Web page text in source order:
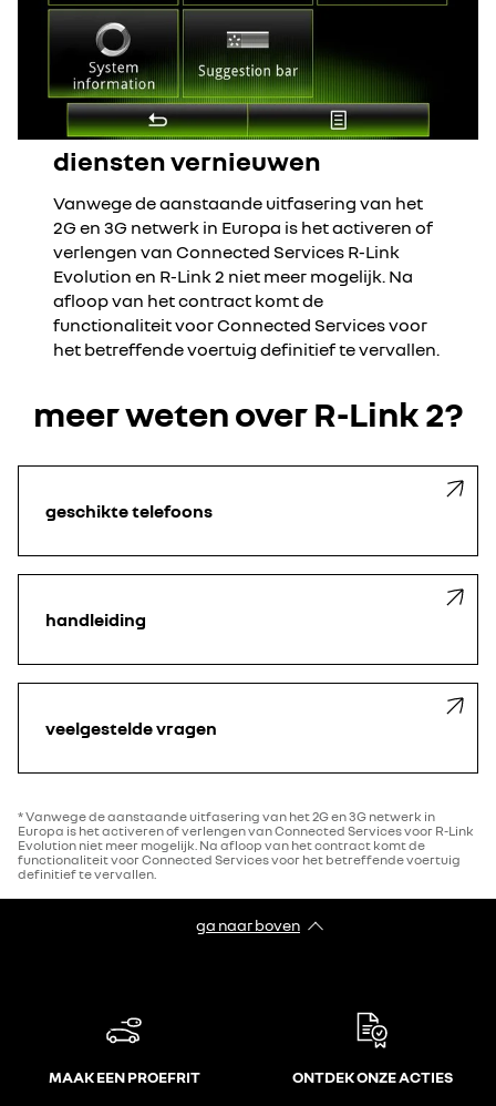
diensten vernieuwen
Vanwege de aanstaande uitfasering van het
2G en 3G netwerk in Europa is het activeren of
verlengen van Connected Services R-Link
Evolution en R-Link 2 niet meer mogelijk. Na
afloop van het contract komt de
functionaliteit voor Connected Services voor
het betreffende voertuig definitief te vervallen.
meer weten over R-Link 2?
geschikte telefoons
handleiding
veelgestelde vragen
* Vanwege de aanstaande uitfasering van het 2G en 3G netwerk in
Europa is het activeren of verlengen van Connected Services voor R-Link
Evolution niet meer mogelijk. Na afloop van het contract komt de
functionaliteit voor Connected Services voor het betreffende voertuig
definitief te vervallen.
ga naar boven
MAAK EEN PROEFRIT ONTDEK ONZE ACTIES